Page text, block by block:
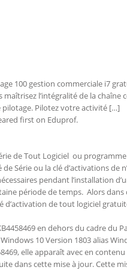
100 gestion commerciale i7
l’intégralité de la chaîne
pilotage. Pilotez votre activité […]
first on Eduprof.
de Tout Logiciel ou
Série ou la clé d’activations de
pendant l’installation
période de temps. Alors
de tout logiciel
en dehors du cadre du
10 Version 1803 alias
elle apparaît avec en
dans cette mise à jour. Cette